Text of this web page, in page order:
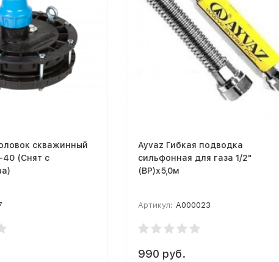
скважинный
40 (Снят с
Ayvaz Гибкая подводка
сильфонная для газа 1/2"
(ВР)х5,0м
Артикул: A000023
990 руб.